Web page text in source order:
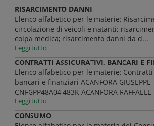
RISARCIMENTO DANNI
Elenco alfabetico per le materie:
circolazione di veicoli e natanti;
colpa medica; risarcimento danni da d...
Leggi tutto
CONTRATTI ASSICURATIVI, BANCARI E
Elenco alfabetico per le materie:
bancari e finanziari ACANFORA GIUSEPPE
CNFGPP48A04I483K ACANFORA RAFFAELE
Leggi tutto
CONSUMO